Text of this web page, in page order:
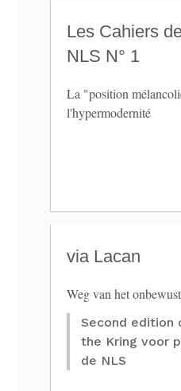
Les Cahiers
NLS N° 1
La "position
l'hypermodernité
via Lacan
Weg van het
Second
the Kring voor
de NLS